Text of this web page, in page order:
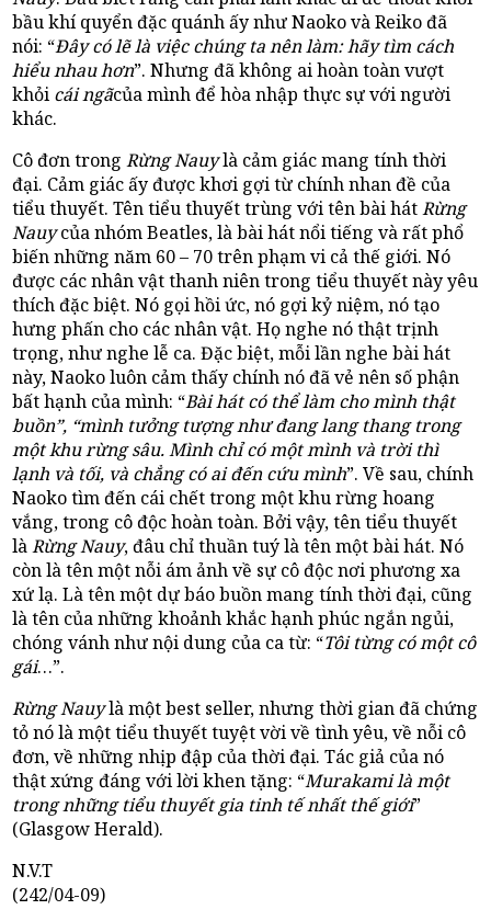
bầu khí quyển đặc quánh ấy như Naoko và Reiko đã
nói: “Đây có lẽ là việc chúng ta nên làm: hãy tìm cách
hiểu nhau hơn”. Nhưng đã không ai hoàn toàn vượt
khỏi cái ngãcủa mình để hòa nhập thực sự với người
khác.
Cô đơn trong Rừng Nauylà cảm giác mang tính thời
đại. Cảm giác ấy được khơi gợi từ chính nhan đề của
tiểu thuyết. Tên tiểu thuyết trùng với tên bài hátRừng
Nauycủa nhóm Beatles, là bài hát nổi tiếng và rất phổ
biến những năm 60 – 70 trên phạm vi cả thế giới. Nó
được các nhân vật thanh niên trong tiểu thuyết này yêu
thích đặc biệt. Nó gọi hồi ức, nó gợi kỷ niệm, nó tạo
hưng phấn cho các nhân vật. Họ nghe nó thật trịnh
trọng, như nghe lễ ca. Đặc biệt, mỗi lần nghe bài hát
này, Naoko luôn cảm thấy chính nó đã vẻ nên số phận
bất hạnh của mình: “Bài hát có thể làm cho mình thật
buồn”, “mình tưởng tượng như đang lang thang trong
một khu rừng sâu. Mình chỉ có một mình và trời thì
lạnh và tối, và chẳng có ai đến cứu mình”. Về sau, chính
Naoko tìm đến cái chết trong một khu rừng hoang
vắng, trong cô độc hoàn toàn. Bởi vậy, tên tiểu thuyết
làRừng Nauy, đâu chỉ thuần tuý là tên một bài hát. Nó
còn là tên một nỗi ám ảnh về sự cô độc nơi phương xa
xứ lạ. Là tên một dự báo buồn mang tính thời đại, cũng
là tên của những khoảnh khắc hạnh phúc ngắn ngủi,
chóng vánh như nội dung của ca từ: “Tôi từng có một cô
gái…”.
Rừng Nauylà một best seller, nhưng thời gian đã chứng
tỏ nó là một tiểu thuyết tuyệt vời về tình yêu, về nỗi cô
đơn, về những nhịp đập của thời đại. Tác giả của nó
thật xứng đáng với lời khen tặng: “Murakami là một
trong những tiểu thuyết gia tinh tế nhất thế giới”
(Glasgow Herald).
N.V.T
(242/04-09)